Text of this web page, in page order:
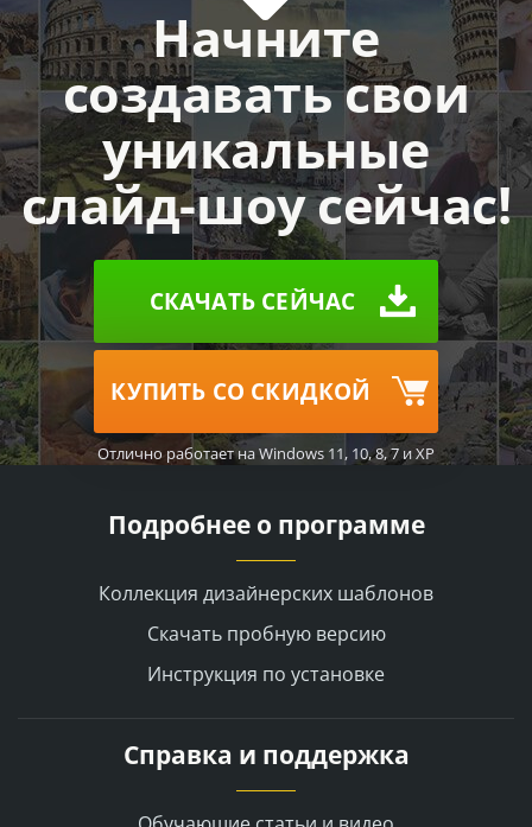
Начните
создавать свои
уникальные
слайд-шоу сейчас!
СКАЧАТЬ СЕЙЧАС
КУПИТЬ СО СКИДКОЙ
Отлично работает на Windows 11, 10, 8, 7 и XP
Подробнее о программе
Коллекция дизайнерских шаблонов
Скачать пробную версию
Инструкция по установке
Справка и поддержка